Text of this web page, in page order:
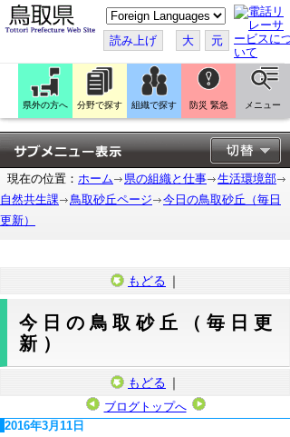
こ
の
ペ
ー
ジ
翻
訳
す
る
読み上げ 大 元
県外の方へ 分野で探す 組織で探す 防災 緊急 メニュー
現在の位置： ホーム 県の組織と仕事
生活環境部
自然共生課
鳥取砂丘ページ
今日の鳥取砂丘（毎日
更新）
もどる ｜
今日の鳥取砂丘（毎日更
新）
もどる ｜
ブログトップへ
2016年3月11日